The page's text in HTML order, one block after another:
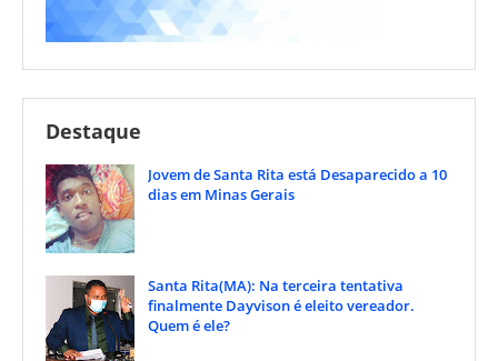
Destaque
Jovem de Santa Rita está Desaparecido a 10
dias em Minas Gerais
Santa Rita(MA): Na terceira tentativa
finalmente Dayvison é eleito vereador.
Quem é ele?